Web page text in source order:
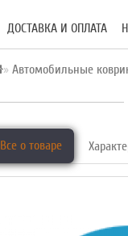
ДОСТАВКА И ОПЛАТА
Автомобильные
Все о товаре